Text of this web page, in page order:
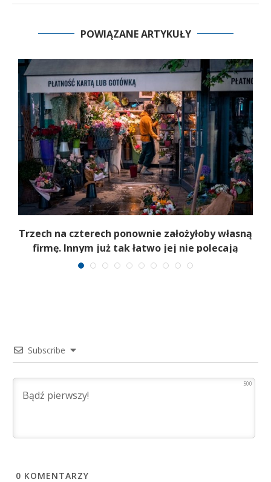
POWIĄZANE ARTYKUŁY
Trzech na czterech ponownie założyłoby własną
firmę. Innym już tak łatwo jej nie polecają
Subscribe
500
0 KOMENTARZY